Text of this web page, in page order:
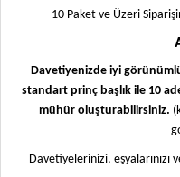
10 Paket ve Üzeri
Davetiyenizde iyi
standart prinç başlık ile 10
mühür oluşturabilirsiniz.
Davetiyelerinizi,